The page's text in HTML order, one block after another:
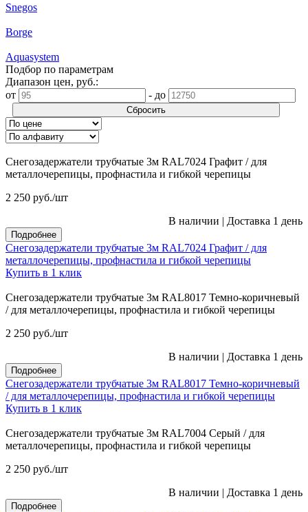
Snegos
Borge
Aquasystem
Подбор по параметрам
Диапазон цен, руб.:
от
- до
Сбросить
Снегозадержатели трубчатые 3м RAL7024 Графит / для
металлочерепицы, профнастила и гибкой черепицы
2 250 руб./шт
В наличии | Доставка 1 день
Подробнее
Снегозадержатели трубчатые 3м RAL7024 Графит / для
металлочерепицы, профнастила и гибкой черепицы
Купить в 1 клик
Снегозадержатели трубчатые 3м RAL8017 Темно-коричневый
/ для металлочерепицы, профнастила и гибкой черепицы
2 250 руб./шт
В наличии | Доставка 1 день
Подробнее
Снегозадержатели трубчатые 3м RAL8017 Темно-коричневый
/ для металлочерепицы, профнастила и гибкой черепицы
Купить в 1 клик
Снегозадержатели трубчатые 3м RAL7004 Серый / для
металлочерепицы, профнастила и гибкой черепицы
2 250 руб./шт
В наличии | Доставка 1 день
Подробнее